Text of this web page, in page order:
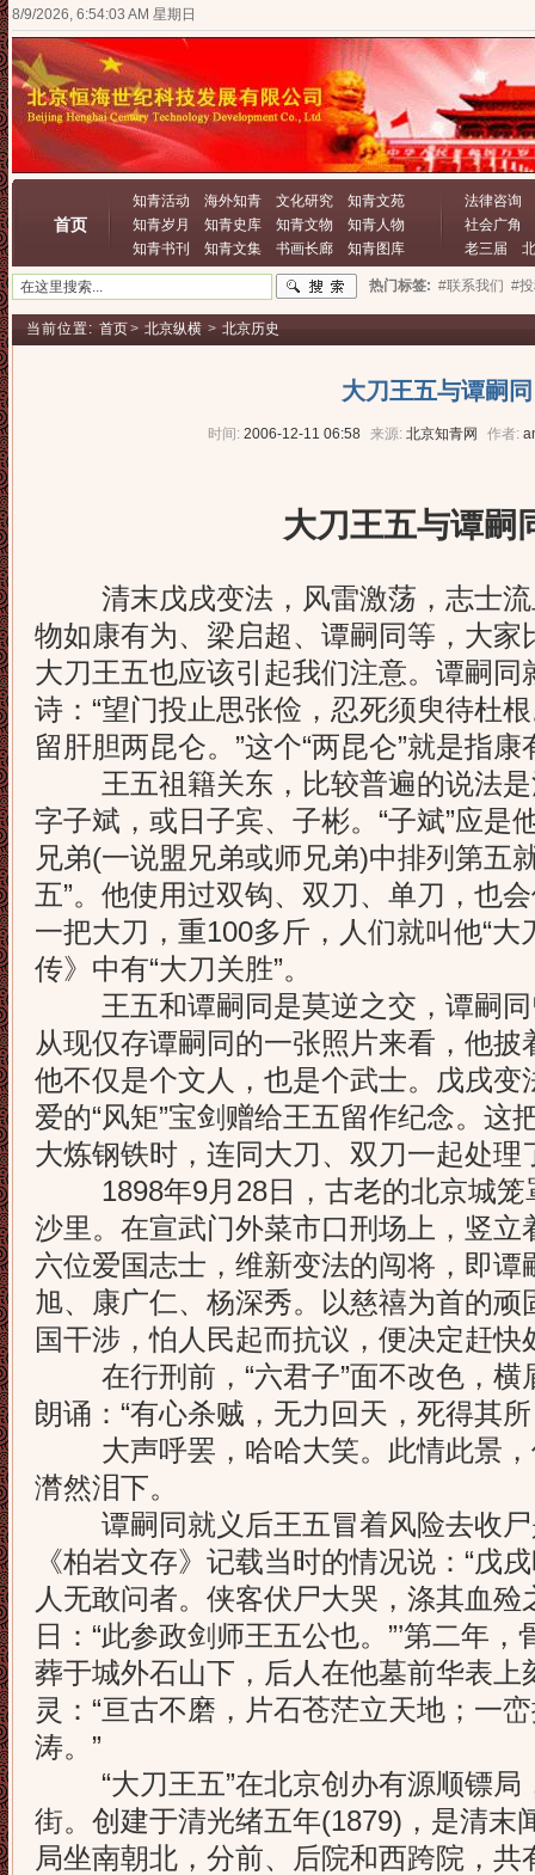
8/9/2026, 6:54:03 AM 星期日
首页
知青活动 海外知青 文化研究
知青文苑
知青岁月
知青史库 知青文物
知青人物
知青书刊
知青文集 书画长廊 知青图库
法律咨询
社会广角
老三届
热门标签: #联系我们 #
当前位置: 首页> 北京纵横 > 北京历史
大刀王五与谭嗣同
时间: 2006-12-11 06:58 来源: 北京知青网 作者:
大刀王五与谭嗣
清末戊戌变法，风雷激荡，志士流
物如康有为、梁启超、谭嗣同等，大家
大刀王五也应该引起我们注意。谭嗣
诗：“望门投止思张俭，忍死须臾待杜
留肝胆两昆仑。”这个“两昆仑”就是指
王五祖籍关东，比较普遍的说法是
字子斌，或日子宾、子彬。“子斌”应是
兄弟(一说盟兄弟或师兄弟)中排列第五
五”。他使用过双钩、双刀、单刀，也
一把大刀，重100多斤，人们就叫他“大
传》中有“大刀关胜”。
王五和谭嗣同是莫逆之交，谭嗣同
从现仅存谭嗣同的一张照片来看，他
他不仅是个文人，也是个武士。戊戌变
爱的“风矩”宝剑赠给王五留作纪念。这
大炼钢铁时，连同大刀、双刀一起处理
1898年9月28日，古老的北京城笼
沙里。在宣武门外菜市口刑场上，竖立
六位爱国志士，维新变法的闯将，即
旭、康广仁、杨深秀。以慈禧为首的
国干涉，怕人民起而抗议，便决定赶
在行刑前，“六君子”面不改色，横
朗诵：“有心杀贼，无力回天，死得其
大声呼罢，哈哈大笑。此情此景，
潸然泪下。
谭嗣同就义后王五冒着风险去收尸
《柏岩文存》记载当时的情况说：“戊
人无敢问者。侠客伏尸大哭，涤其血殓
日：“此参政剑师王五公也。”’第二年
葬于城外石山下，后人在他墓前华表上
灵：“亘古不磨，片石苍茫立天地；一
涛。”
“大刀王五”在北京创办有源顺镖局
街。创建于清光绪五年(1879)，是清末
局坐南朝北，分前、后院和西跨院，共